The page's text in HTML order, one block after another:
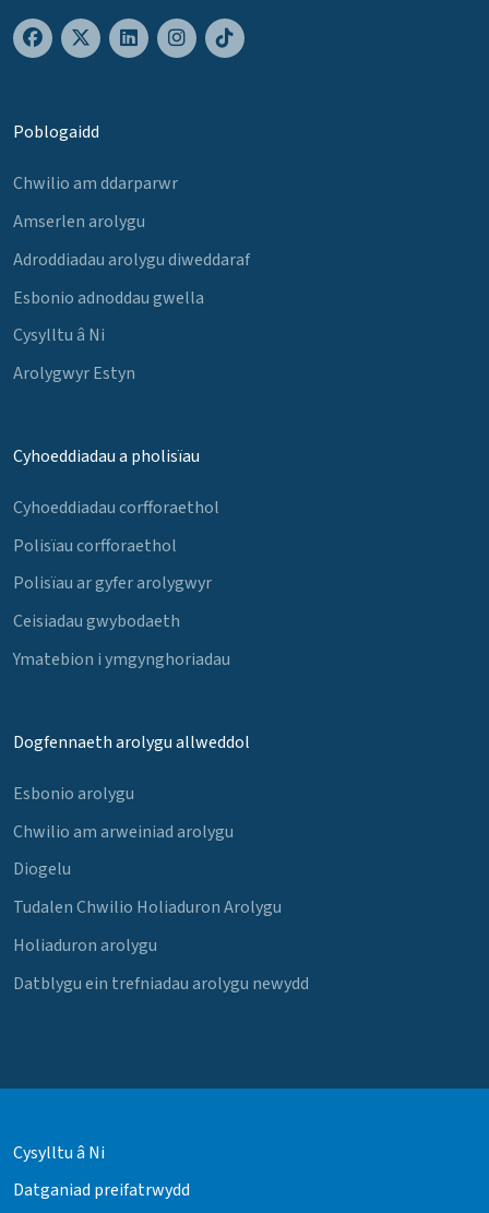
Poblogaidd
Chwilio am ddarparwr
Amserlen arolygu
Adroddiadau arolygu diweddaraf
Esbonio adnoddau gwella
Cysylltu â Ni
Arolygwyr Estyn
Cyhoeddiadau a pholisïau
Cyhoeddiadau corfforaethol
Polisïau corfforaethol
Polisïau ar gyfer arolygwyr
Ceisiadau gwybodaeth
Ymatebion i ymgynghoriadau
Dogfennaeth arolygu allweddol
Esbonio arolygu
Chwilio am arweiniad arolygu
Diogelu
Tudalen Chwilio Holiaduron Arolygu
Holiaduron arolygu
Datblygu ein trefniadau arolygu newydd
Cysylltu â Ni
Datganiad preifatrwydd